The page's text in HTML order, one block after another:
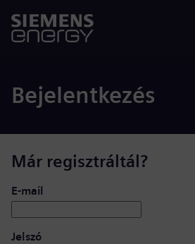
Bejelentkezés
Már regisztráltál?
Bejelentkezés: felhasználó és jelszó
E-mail
Jelszó